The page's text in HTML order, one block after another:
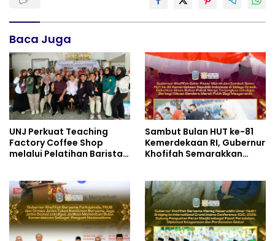
Baca Juga
UNJ Perkuat Teaching
Factory Coffee Shop
melalui Pelatihan Barista
Cimahi
Sambut Bulan HUT ke-81
Kemerdekaan RI, Gubernur
Khofifah Semarakkan
Bendera Merah Putih Bagi
Masyarakat